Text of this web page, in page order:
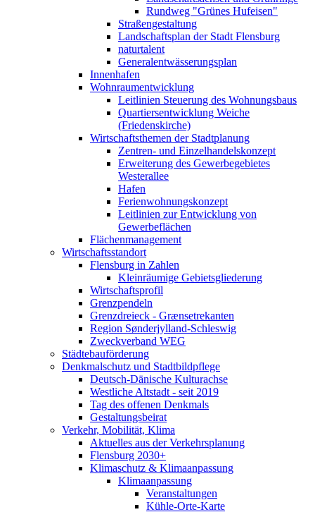
Rundweg "Grünes Hufeisen"
Straßengestaltung
Landschaftsplan der Stadt Flensburg
naturtalent
Generalentwässerungsplan
Innenhafen
Wohnraumentwicklung
Leitlinien Steuerung des Wohnungsbaus
Quartiersentwicklung Weiche
(Friedenskirche)
Wirtschaftsthemen der Stadtplanung
Zentren- und Einzelhandelskonzept
Erweiterung des Gewerbegebietes
Westerallee
Hafen
Ferienwohnungskonzept
Leitlinien zur Entwicklung von
Gewerbeflächen
Flächenmanagement
Wirtschaftsstandort
Flensburg in Zahlen
Kleinräumige Gebietsgliederung
Wirtschaftsprofil
Grenzpendeln
Grenzdreieck - Grænsetrekanten
Region Sønderjylland-Schleswig
Zweckverband WEG
Städtebauförderung
Denkmalschutz und Stadtbildpflege
Deutsch-Dänische Kulturachse
Westliche Altstadt - seit 2019
Tag des offenen Denkmals
Gestaltungsbeirat
Verkehr, Mobilität, Klima
Aktuelles aus der Verkehrsplanung
Flensburg 2030+
Klimaschutz & Klimaanpassung
Klimaanpassung
Veranstaltungen
Kühle-Orte-Karte